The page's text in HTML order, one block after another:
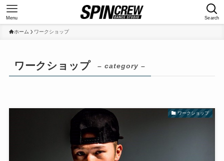
Search
Menu
ホーム ワークショップ
ワークショップ – category –
ワークショップ